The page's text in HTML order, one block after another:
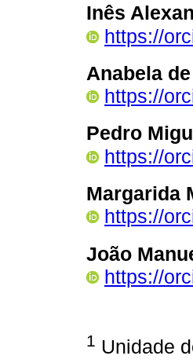
Inês
https://
Anabela
https://
Pedro
https://
Margarida
https://
João
https://
1 Unidade